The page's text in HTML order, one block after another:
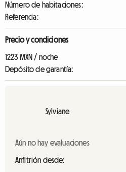
Número de habitaciones:
Referencia:
Precio y condiciones
1223 MXN / noche
Depósito de garantía:
Sylviane
Aún no hay evaluaciones
Anfitrión desde: